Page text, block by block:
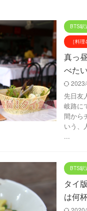
BTS駅
［料
真っ
べた
先日友
岐路に
間から
いう、
...
BTS駅
タイ
は何